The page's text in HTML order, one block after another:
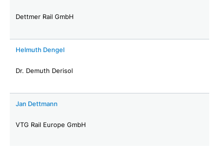
Dettmer Rail GmbH
Helmuth Dengel
Dr. Demuth Derisol
Jan Dettmann
VTG Rail Europe GmbH